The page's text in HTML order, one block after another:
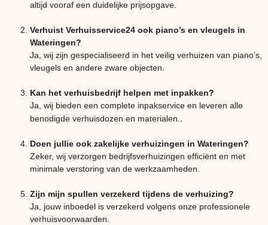
altijd vooraf een duidelijke prijsopgave.
Verhuist Verhuisservice24 ook piano’s en vleugels in
Wateringen?
Ja, wij zijn gespecialiseerd in het veilig verhuizen van piano’s,
vleugels en andere zware objecten.
Kan het verhuisbedrijf helpen met inpakken?
Ja, wij bieden een complete inpakservice en leveren alle
benodigde verhuisdozen en materialen. .
Doen jullie ook zakelijke verhuizingen in Wateringen?
Zeker, wij verzorgen bedrijfsverhuizingen efficiënt en met
minimale verstoring van de werkzaamheden.
Zijn mijn spullen verzekerd tijdens de verhuizing?
Ja, jouw inboedel is verzekerd volgens onze professionele
verhuisvoorwaarden.